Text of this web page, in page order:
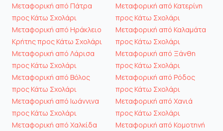
Μεταφορική από Πάτρα
προς Κάτω Σχολάρι
Μεταφορική από Ηράκλειο
Κρήτης προς Κάτω Σχολάρι
Μεταφορική από Λάρισα
προς Κάτω Σχολάρι
Μεταφορική από Βόλος
προς Κάτω Σχολάρι
Μεταφορική από Ιωάννινα
προς Κάτω Σχολάρι
Μεταφορική από Χαλκίδα
Μεταφορική από Κατερίνη
προς Κάτω Σχολάρι
Μεταφορική από Καλαμάτα
προς Κάτω Σχολάρι
Μεταφορική από Ξάνθη
προς Κάτω Σχολάρι
Μεταφορική από Ρόδος
προς Κάτω Σχολάρι
Μεταφορική από Χανιά
προς Κάτω Σχολάρι
Μεταφορική από Κομοτηνή